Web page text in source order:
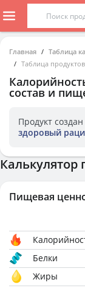
Главная
Таблица
Таблица
состав и
Продукт создан
здоровый
Калькулятор
Пищевая
Белки
Жиры